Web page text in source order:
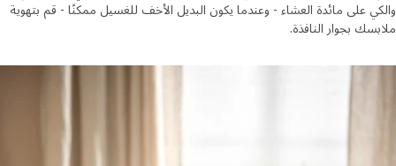
على مائدة العشاء - وعندما يكون البديل الأخف للغسيل ممكنًا - قم بتهوية
بجوار النافذة.